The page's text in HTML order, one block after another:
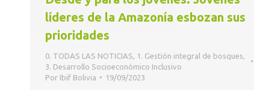
líderes de la Amazonía esbozan sus
prioridades
0. TODAS LAS NOTICIAS, 1. Gestión integral de bosques,
3. Desarrollo Socioeconómico Inclusivo
Por Ibif Bolivia 19/09/2023